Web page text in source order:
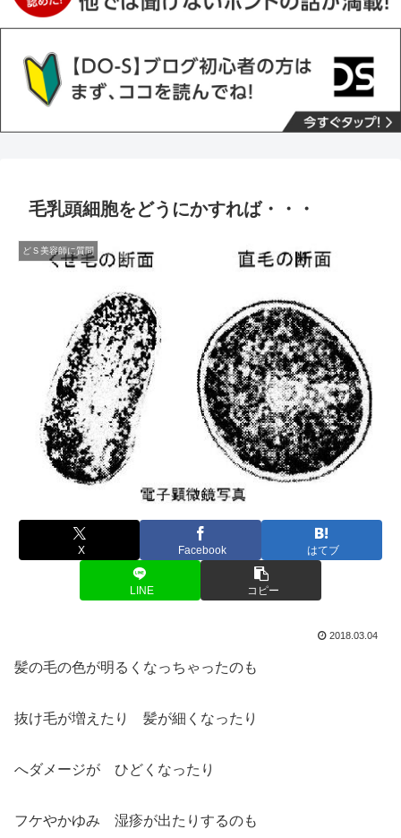
毛乳頭細胞をどうにかすれば・・・
どＳ美容師に質問
X Facebook はてブ
LINE コピー
2018.03.04
髪の毛の色が明るくなっちゃったのも
抜け毛が増えたり 髪が細くなったり
へダメージが ひどくなったり
フケやかゆみ 湿疹が出たりするのも